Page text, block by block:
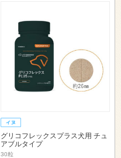
グリコフレックスプラス犬用 チュ
アブルタイプ
30粒